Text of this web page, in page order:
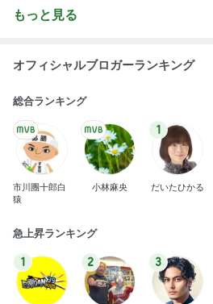
もっと見る
オフィシャルブロガーランキング
総合ランキング
市川團十郎白
猿
小林麻央
1
だいたひかる
急上昇ランキング
1 2 3